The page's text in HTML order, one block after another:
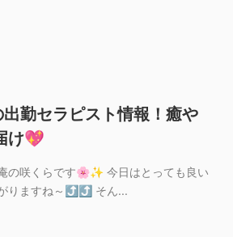
出勤セラピスト情報！癒や
け💖
の咲くらです🌸✨ 今日はとっても良い
りますね～⤴️⤴️ そん...